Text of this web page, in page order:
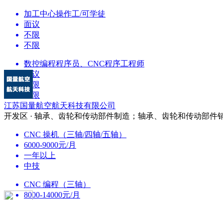
加工中心操作工/可学徒
面议
不限
不限
数控编程程序员、CNC程序工程师
面议
不限
不限
江苏国量航空航天科技有限公司
开发区 · 轴承、齿轮和传动部件制造；轴承、齿轮和传动部件
CNC 操机（三轴/四轴/五轴）
6000-9000元/月
一年以上
中技
CNC 编程（三轴）
8000-14000元/月